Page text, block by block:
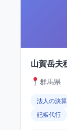
山賀岳夫
群馬県
法人の決
記帳代行